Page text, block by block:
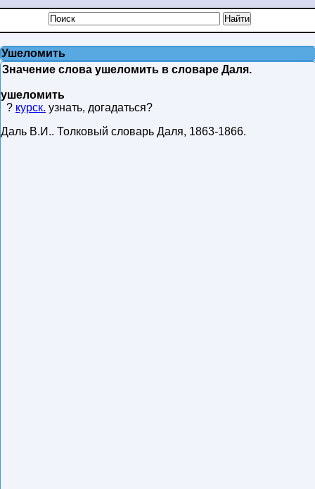
Ушеломить
Значение слова ушеломить в словаре Даля.
ушеломить
? курск. узнать, догадаться?
Даль В.И.. Толковый словарь Даля, 1863-1866.